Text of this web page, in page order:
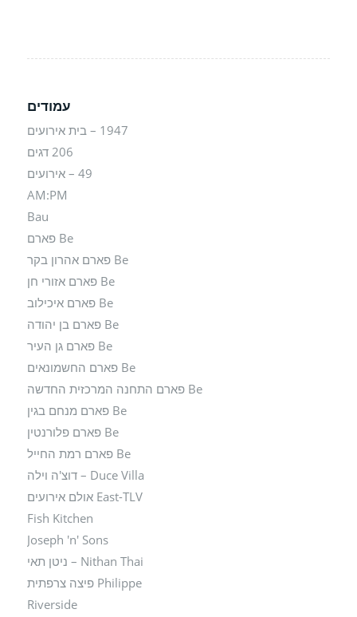
עמודים
1947 – בית אירועים
206 דגים
49 – אירועים
AM:PM
Bau
Be פארם
Be פארם אהרון בקר
Be פארם אזורי חן
Be פארם איכילוב
Be פארם בן יהודה
Be פארם גן העיר
Be פארם החשמונאים
Be פארם התחנה המרכזית החדשה
Be פארם מנחם בגין
Be פארם פלורנטין
Be פארם רמת החייל
Duce Villa – דוצ'ה וילה
East-TLV אולם אירועים
Fish Kitchen
Joseph 'n' Sons
Nithan Thai – ניטן תאי
Philippe פיצה צרפתית
Riverside